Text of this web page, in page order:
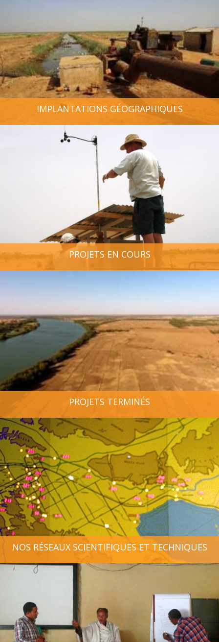
IMPLANTATIONS GÉOGRAPHIQUES
PROJETS EN COURS
PROJETS TERMINÉS
NOS RÉSEAUX SCIENTIFIQUES ET TECHNIQUES